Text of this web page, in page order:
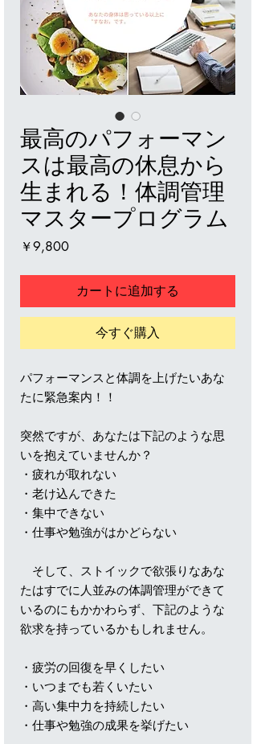
最高のパフォーマン
スは最高の休息から
生まれる！体調管理
マスタープログラム
￥9,800価
カートに追加する
今すぐ購入
パフォーマンスと体調を上げたいあな
たに緊急案内！！
突然ですが、あなたは下記のような思
いを抱えていませんか？
・疲れが取れない
・老け込んできた
・集中できない
・仕事や勉強がはかどらない
そして、ストイックで欲張りなあな
たはすでに人並みの体調管理ができて
いるのにもかかわらず、下記のような
欲求を持っているかもしれません。
・疲労の回復を早くしたい
・いつまでも若くいたい
・高い集中力を持続したい
・仕事や勉強の成果を挙げたい